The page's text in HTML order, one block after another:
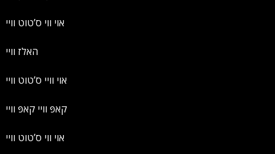
אוי ווי ס’טוט וויי
האלז וויי
אוי וויי ס’טוט וויי
קאפּ וויי קאפּ וויי
אוי ווי ס’טוט וויי